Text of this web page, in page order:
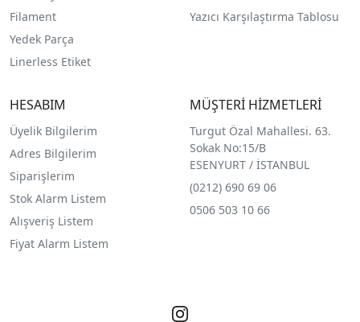
Filament
Yedek Parça
Linerless Etiket
Yazıcı Karşılaştırma Tablosu
HESABIM
Üyelik Bilgilerim
Adres Bilgilerim
Siparişlerim
Stok Alarm Listem
Alışveriş Listem
Fiyat Alarm Listem
MÜŞTERİ HİZMETLERİ
Turgut Özal Mahallesi. 63.
Sokak No:15/B
ESENYURT / İSTANBUL
(0212) 690 69 06
0506 503 10 66